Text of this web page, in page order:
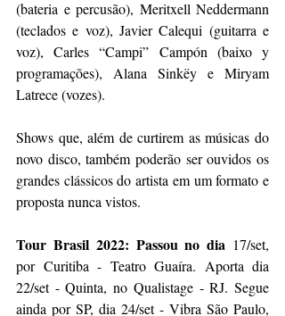
(bateria e percusão), Meritxell Neddermann
(teclados e voz), Javier Calequi (guitarra e
voz), Carles “Campi” Campón (baixo y
programações), Alana Sinkëy e Miryam
Latrece (vozes).
Shows que, além de curtirem as músicas do
novo disco, também poderão ser ouvidos os
grandes clássicos do artista em um formato e
proposta nunca vistos.
Tour Brasil 2022: Passou no dia 17/set,
por Curitiba - Teatro Guaíra. Aporta dia
22/set - Quinta, no Qualistage - RJ. Segue
ainda por SP, dia 24/set - Vibra São Paulo,